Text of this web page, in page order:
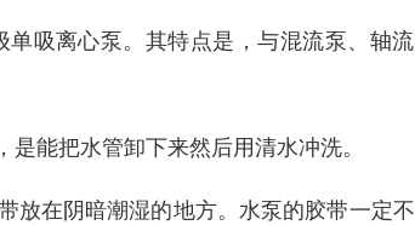
吸离心泵。其特点是，与混流泵、轴
能把水管卸下来然后用清水冲洗。
放在阴暗潮湿的地方。水泵的胶带一定